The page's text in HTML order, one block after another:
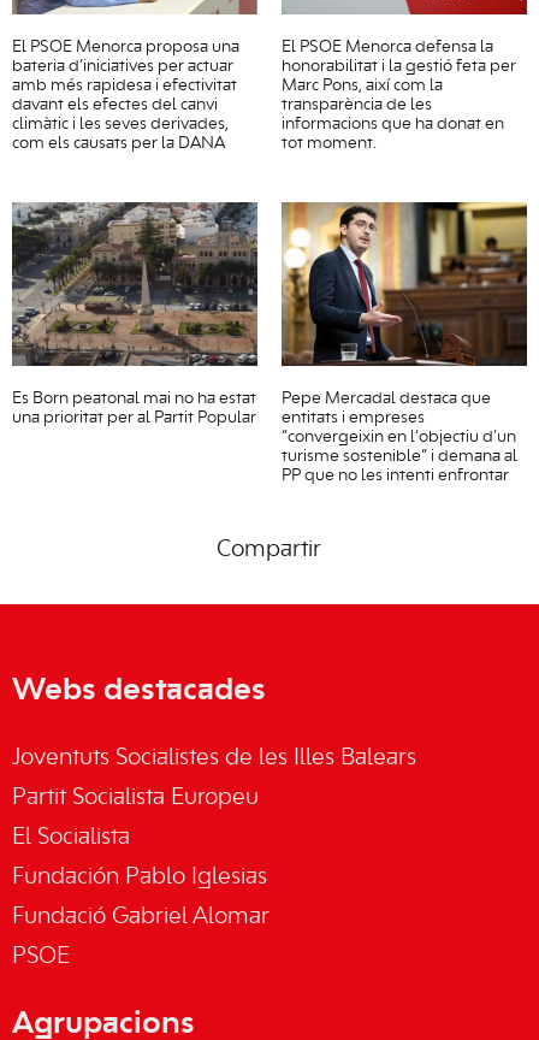
El PSOE Menorca proposa una
bateria d’iniciatives per actuar
amb més rapidesa i efectivitat
davant els efectes del canvi
climàtic i les seves derivades,
com els causats per la DANA
El PSOE Menorca defensa la
honorabilitat i la gestió feta per
Marc Pons, així com la
transparència de les
informacions que ha donat en
tot moment.
Es Born peatonal mai no ha estat
una prioritat per al Partit Popular
Pepe Mercadal destaca que
entitats i empreses
“convergeixin en l’objectiu d’un
turisme sostenible” i demana al
PP que no les intenti enfrontar
Compartir
Webs destacades
Joventuts Socialistes de les Illes Balears
Partit Socialista Europeu
El Socialista
Fundación Pablo Iglesias
Fundació Gabriel Alomar
PSOE
Agrupacions